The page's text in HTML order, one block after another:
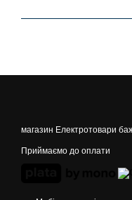
магазин Електротовари
Приймаємо до оплати